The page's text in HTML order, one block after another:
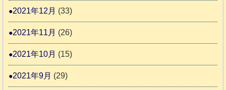
2021年12月 (33)
2021年11月 (26)
2021年10月 (15)
2021年9月 (29)